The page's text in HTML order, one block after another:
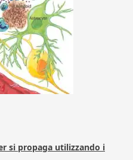
si propaga utilizzando i